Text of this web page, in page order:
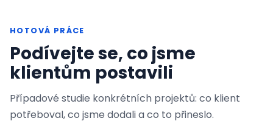
HOTOVÁ PRÁCE
Podívejte se, co jsme
klientům postavili
Případové studie konkrétních projektů: co klient
potřeboval, co jsme dodali a co to přineslo.